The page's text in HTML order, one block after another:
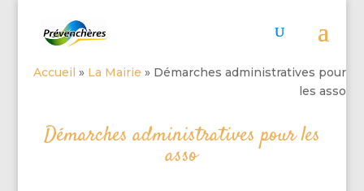
Accueil » La Mairie » Démarches administratives pour
les asso
Démarches administratives pour les
asso